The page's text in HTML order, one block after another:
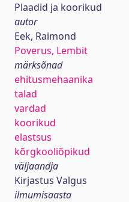
Plaadid ja koorikud
autor
Eek, Raimond
Poverus, Lembit
märksõnad
ehitusmehaanika
talad
vardad
koorikud
elastsus
kõrgkooliõpikud
väljaandja
Kirjastus Valgus
ilmumisaasta